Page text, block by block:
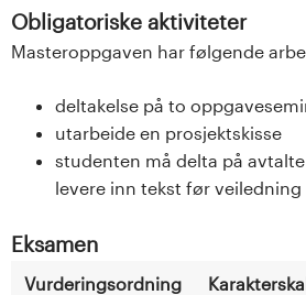
Obligatoriske aktiviteter
Masteroppgaven har følgende
deltakelse på to
utarbeide en prosjektskisse
studenten må delta på
levere inn tekst før veiledning
Eksamen
Vurderingsordning